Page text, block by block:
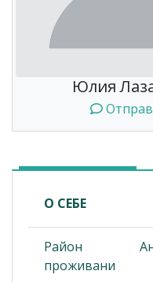
Юлия
О СЕБЕ
Район
проживани